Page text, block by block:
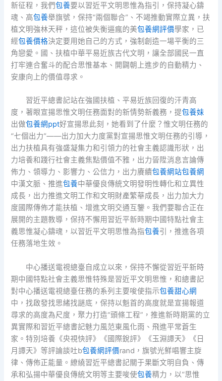
新征程，我們包養要以習近平文明思惟為指引，保持凝心鑄
魂、高包養舉旗號，保持“兩個聯合”、不竭推動實際立異，扶
植文明強林天秤，這位被失衡逼瘋的美包養網評價學家，已
經包養價格決定要用她自己的方式，強制創造一場平衡的三
角戀愛。國、扶植中華平易近族古代文明，讓全部國民一直
打牢連合奮斗的配合思惟基本、開闢朝上進步的自動精力、
安康向上的價值尋求。
習近平總書記站在強國扶植、平易近族回復的汗青高
度，著眼宣揚思惟文明任務面對的新情勢新義務，提包養妹
出做包養網ppt好宣揚思此刻，她看到了什麼？惟文明任務的
“七個出力”——出力加大力度黨對宣揚思惟文明任務的引導，
出力扶植具有強盛凝集力和引領力的社會主義認識形狀，出
力培養和踐行社會主義焦點價值不雅，出力晉陞消息言論傳
佈力、領導力、影響力、公信力，出力賡續包養網站包養網
中漢文脈、推進包養中華優良傳統文明發明性轉化和立異性
成長，出力推進文明工作和文明財產繁華成長，出力加大力
度國際傳佈才能扶植、增進文明交通互鑒。我們要聯合正在
展開的主題教導，保持不懈用習近平新時期中國特點社會主
義思惟凝心鑄魂，以習近平文明思惟為指包養引，推進各項
任務落地生效。
中心播送電視總臺自成立以來，保持不懈從習近平新時
期中國特點社會主義思惟特殊是習近平文明思惟，和總書記
對中心播送電視總臺任務的系列主要唆使指示包養甜心網
中，找啟發找思緒找謎底，保持以魁首的高度就是宣揚報道
尋求的高度為尺度，聚力打造“頭條工程”，推進新時期黨的立
異實際和習近平總書記魅力風范東風化雨、飛進平常蒼生
家。特別培養《央視快評》《國際銳評》《玉淵譚天》《日
月譚天》等評論談吐b包養網評價rand，旗號光鮮唱響主旋
律、傳佈正能量。繚繞習近平總書記關于果斷文明自負、傳
承和弘揚中華優良傳統文明等主要唆使包養精力，以“思惟